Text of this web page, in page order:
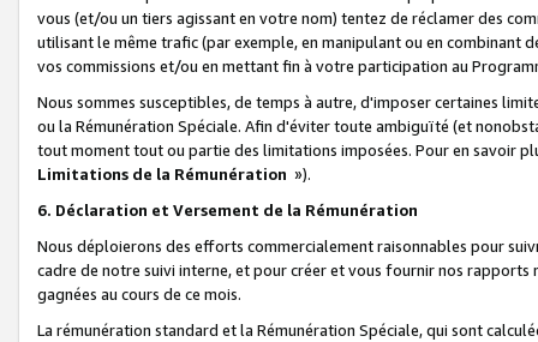
vous (et/ou un tiers agissant en votre nom) tentez de réclamer des
utilisant le même trafic (par exemple, en manipulant ou en combinant
vos commissions et/ou en mettant fin à votre participation au
Nous sommes susceptibles, de temps à autre, d'imposer certaines
ou la Rémunération Spéciale. Afin d'éviter toute ambiguïté (et
tout moment tout ou partie des limitations imposées. Pour en savoir
Limitations de la Rémunération »).
6. Déclaration et Versement de la Rémunération
Nous déploierons des efforts commercialement raisonnables pour
cadre de notre suivi interne, et pour créer et vous fournir nos
gagnées au cours de ce mois.
La rémunération standard et la Rémunération Spéciale, qui sont